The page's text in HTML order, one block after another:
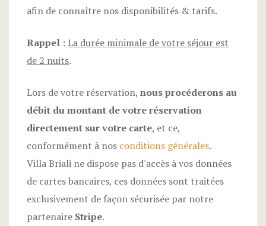
afin de connaître nos disponibilités & tarifs.
Rappel :La durée minimale de votre séjour est
de 2 nuits.
Lors de votre réservation, nous procéderons au
débit du montant de votre réservation
directement sur votre carte, et ce,
conformément à nos conditions générales.
Villa Briali ne dispose pas d'accès à vos données
de cartes bancaires, ces données sont traitées
exclusivement de façon sécurisée par notre
partenaire Stripe.